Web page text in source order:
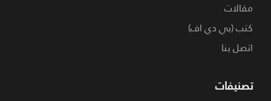
مقالات
كتب (بي دي اف)
اتصل بنا
تصنيفات